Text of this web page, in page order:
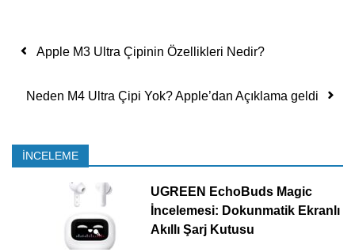
Yazı dolaşımı
Apple M3 Ultra Çipinin Özellikleri Nedir?
Neden M4 Ultra Çipi Yok? Apple’dan Açıklama geldi
İNCELEME
UGREEN EchoBuds Magic
İncelemesi: Dokunmatik Ekranlı
Akıllı Şarj Kutusu